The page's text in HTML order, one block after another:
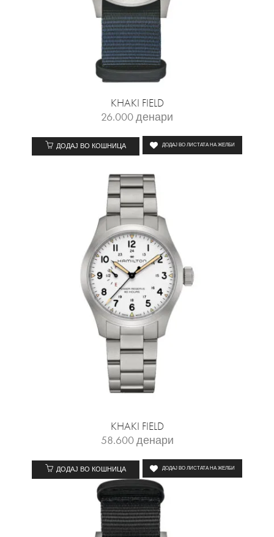
KHAKI FIELD
26.000денари
ДОДАЈ ВО КОШНИЦА ДОДАЈ ВО ЛИСТАТА НА ЖЕЛБИ
KHAKI FIELD
58.600денари
ДОДАЈ ВО КОШНИЦА ДОДАЈ ВО ЛИСТАТА НА ЖЕЛБИ